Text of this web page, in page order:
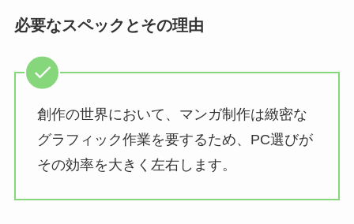
必要なスペックとその理由
創作の世界において、マンガ制作は緻密な
グラフィック作業を要するため、PC選びが
その効率を大きく左右します。